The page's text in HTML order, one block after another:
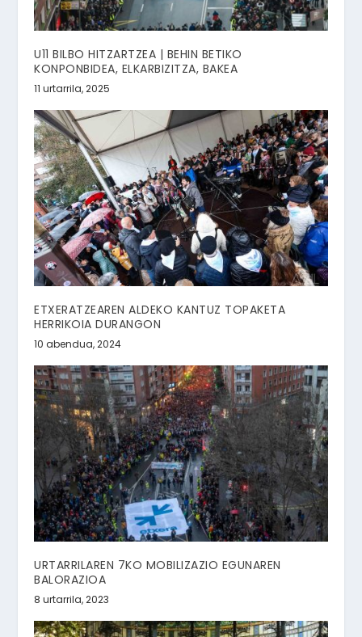
U11 BILBO HITZARTZEA | BEHIN BETIKO
KONPONBIDEA, ELKARBIZITZA, BAKEA
11 urtarrila, 2025
ETXERATZEAREN ALDEKO KANTUZ TOPAKETA
HERRIKOIA DURANGON
10 abendua, 2024
URTARRILAREN 7KO MOBILIZAZIO EGUNAREN
BALORAZIOA
8 urtarrila, 2023